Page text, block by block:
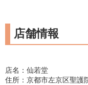
店舗情報
店名：仙若堂
住所：京都市左京区聖護